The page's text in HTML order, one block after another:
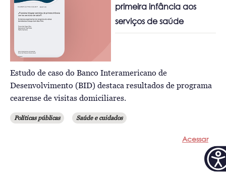
primeira infância aos
serviços de saúde
Estudo de caso do Banco Interamericano de
Desenvolvimento (BID) destaca resultados de programa
cearense de visitas domiciliares.
Políticas públicas Saúde e cuidados
Acessar